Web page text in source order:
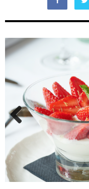
Previous